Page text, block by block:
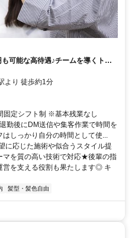
可能な高待遇♪チームを導くトッ
より 徒歩約1分
固定シフト制 ※基本残業なし
勤後にDM送信や集客作業で時間を
しっかり自分の時間として使...
に応じた施術や似合うスタイル提
マを質の高い技術で対応★後輩の指
営を支える役割も果たします◎ キ
髪型・髪色自由